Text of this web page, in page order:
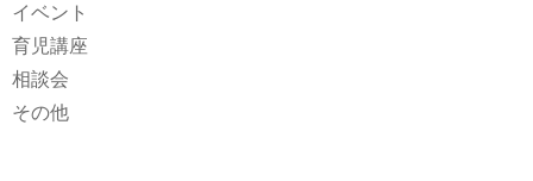
イベント
育児講座
相談会
その他